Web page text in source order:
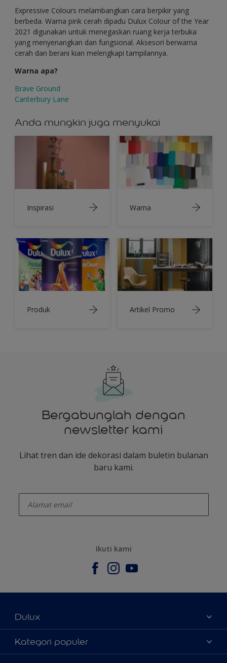
Expressive Colours melambangkan cara berpikir yang
berbeda. Warna pink cerah dipadu Dulux Colour of the Year
2021 digunakan untuk menegaskan ruang kerja terbuka
yang menyenangkan dan fungsional. Aksesori berwarna
cerah dan berani kian melengkapi tampilannya.
Warna apa?
Brave Ground
Canterbury Lane
Anda mungkin juga menyukai
Inspirasi Warna
Produk Artikel Promo
Bergabunglah dengan
newsletter kami
Lihat tren dan ide dekorasi dalam buletin bulanan
baru kami.
Ikuti kami
Dulux
Tentang Kami
Contact us
Kategori populer